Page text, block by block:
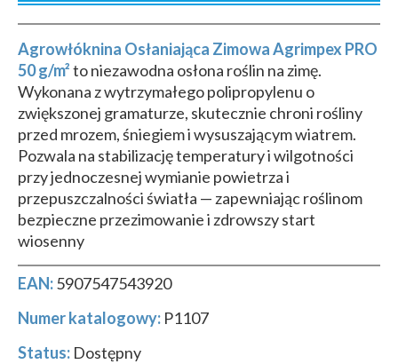
Agrowłóknina Osłaniająca Zimowa Agrimpex PRO
50 g/m²to niezawodna osłona roślin na zimę.
Wykonana z wytrzymałego polipropylenu o
zwiększonej gramaturze, skutecznie chroni rośliny
przed mrozem, śniegiem i wysuszającym wiatrem.
Pozwala na stabilizację temperatury i wilgotności
przy jednoczesnej wymianie powietrza i
przepuszczalności światła — zapewniając roślinom
bezpieczne przezimowanie i zdrowszy start
wiosenny
EAN:5907547543920
Numer katalogowy: P1107
Status: Dostępny